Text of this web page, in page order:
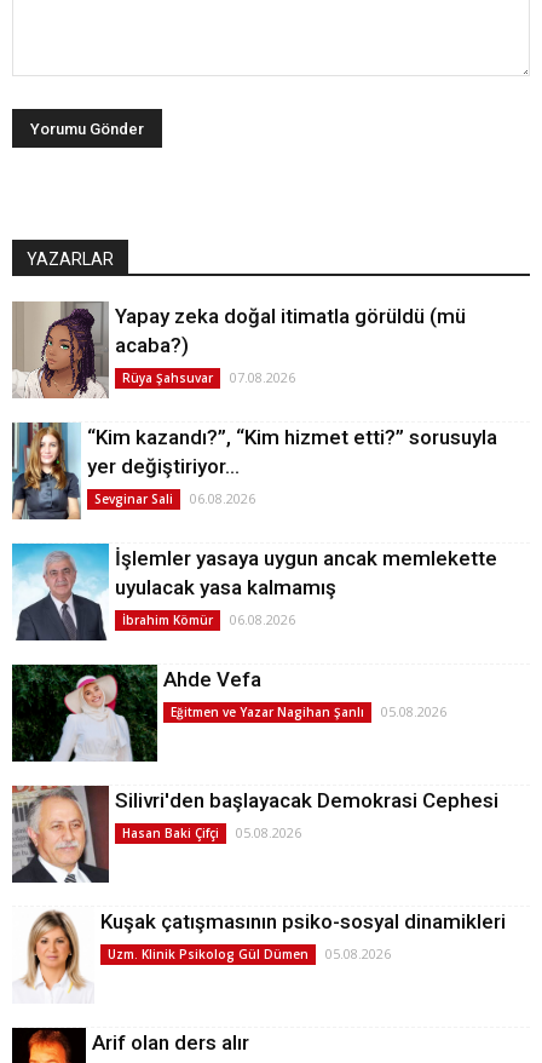
YAZARLAR
Yapay zeka doğal itimatla görüldü (mü
acaba?)
Rüya Şahsuvar 07.08.2026
“Kim kazandı?”, “Kim hizmet etti?” sorusuyla
yer değiştiriyor…
Sevginar Sali 06.08.2026
İşlemler yasaya uygun ancak memlekette
uyulacak yasa kalmamış
İbrahim Kömür 06.08.2026
Ahde Vefa
Eğitmen ve Yazar Nagihan Şanlı 05.08.2026
Silivri'den başlayacak Demokrasi Cephesi
Hasan Baki Çifçi 05.08.2026
Kuşak çatışmasının psiko-sosyal dinamikleri
Uzm. Klinik Psikolog Gül Dümen 05.08.2026
Arif olan ders alır